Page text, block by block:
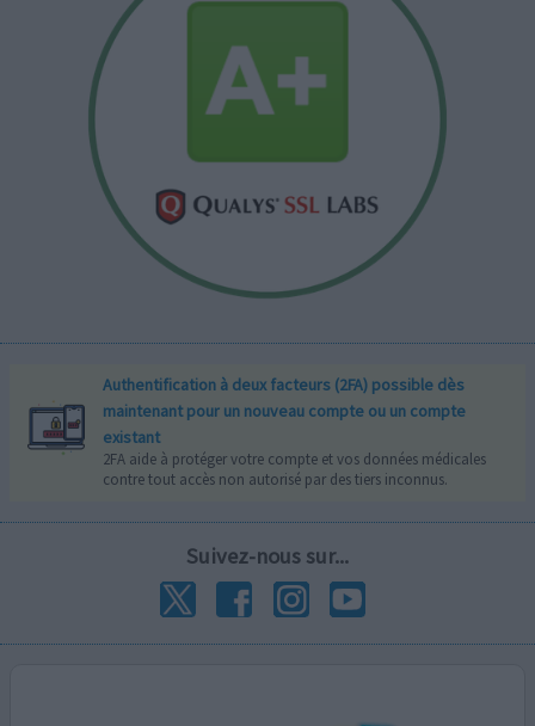
Authentification à deux facteurs (2FA) possible dès
maintenant pour un nouveau compte ou un compte
existant
2FA aide à protéger votre compte et vos données médicales
contre tout accès non autorisé par des tiers inconnus.
Suivez-nous sur...